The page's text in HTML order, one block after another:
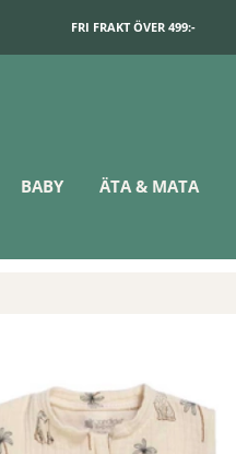
FRI FRAKT ÖVER 499:-
BABY ÄTA & MATA